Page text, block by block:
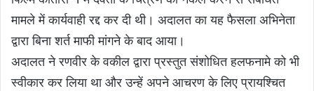
मामले में कार्यवाही रद्द कर दी थी। अदालत का यह फैसला अभिनेता
द्वारा बिना शर्त माफी मांगने के बाद आया।
अदालत ने रणवीर के वकील द्वारा प्रस्तुत संशोधित हलफनामे को भी
स्वीकार कर लिया था और उन्हें अपने आचरण के लिए प्रायश्चित